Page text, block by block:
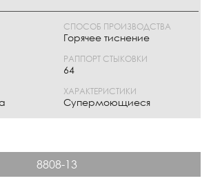
СПОСОБ ПРОИЗВОДСТВА
Горячее тиснение
РАППОРТ СТЫКОВКИ
64
ХАРАКТЕРИСТИКИ
Супермоющиеся
8808-13